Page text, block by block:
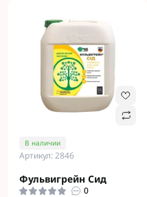
В наличии
Артикул: 2846
Фульвигрейн Сид
0